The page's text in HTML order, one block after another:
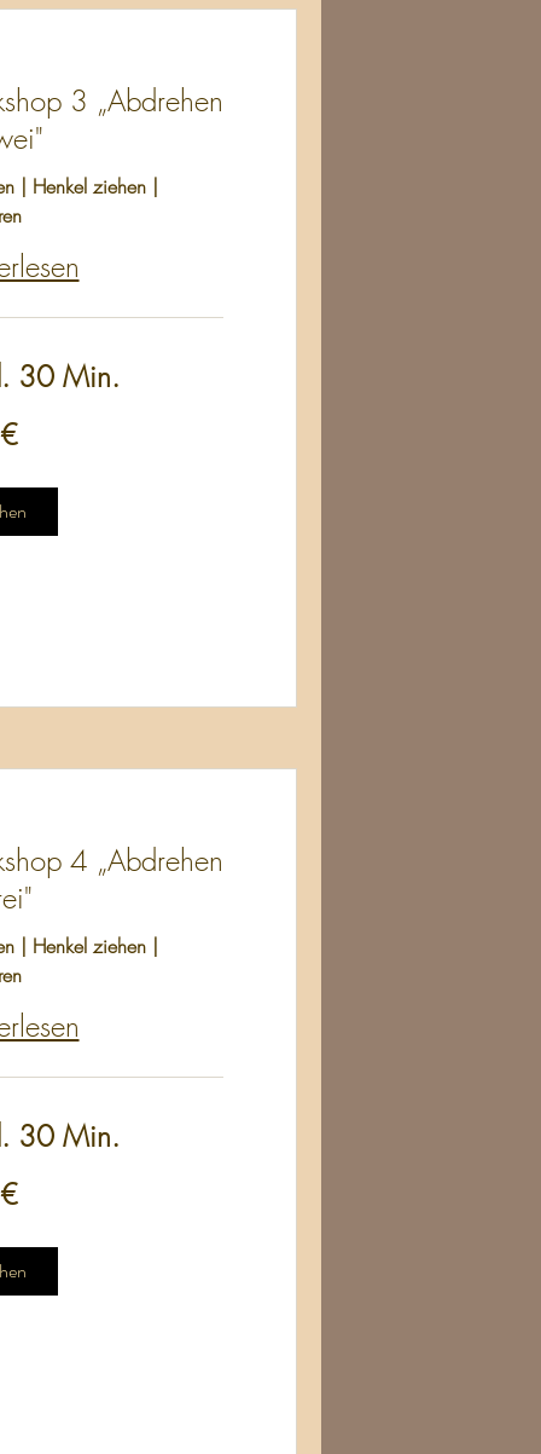
3 „Abdrehen
| Henkel ziehen |
30 Min.
4 „Abdrehen
| Henkel ziehen |
30 Min.